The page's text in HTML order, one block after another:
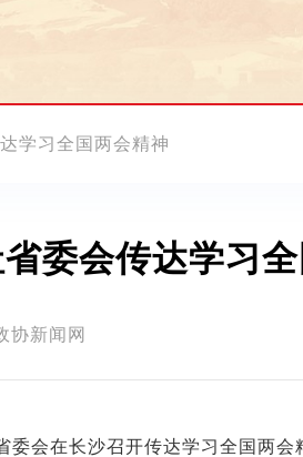
学习全国两会精神
委会传达学习
协新闻网
会在长沙召开传达学习全国两会